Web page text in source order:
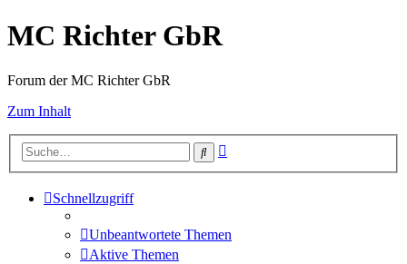
MC Richter GbR
Forum der MC Richter GbR
Zum Inhalt
Suche
Schnellzugriff
Unbeantwortete Themen
Aktive Themen